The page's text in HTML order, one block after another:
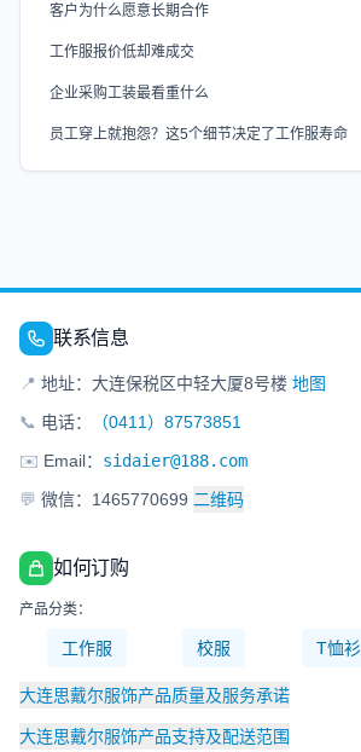
客户为什么愿意长期合作
工作服报价低却难成交
企业采购工装最看重什么
员工穿上就抱怨？这5个细节决定了工作服寿命
联系信息
📍 地址：大连保税区中轻大厦8号楼 地图
📞 电话：
（0411）87573851
✉️ Email： sidaier@188.com
💬 微信：1465770699 二维码
如何订购
产品分类：
工作服 校服 T恤衫
大连思戴尔服饰产品质量及服务承诺
大连思戴尔服饰产品支持及配送范围